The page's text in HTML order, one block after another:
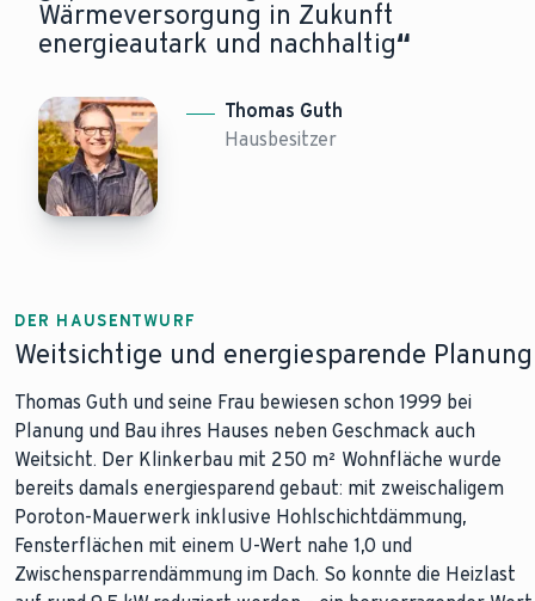
Wärmeversorgung in Zukunft
energieautark und nachhaltig“
Thomas Guth
Hausbesitzer
DER HAUSENTWURF
Weitsichtige und energiesparende Planung
Thomas Guth und seine Frau bewiesen schon 1999 bei
Planung und Bau ihres Hauses neben Geschmack auch
Weitsicht. Der Klinkerbau mit 250 m² Wohnfläche wurde
bereits damals energiesparend gebaut: mit zweischaligem
Poroton-Mauerwerk inklusive Hohlschichtdämmung,
Fensterflächen mit einem U-Wert nahe 1,0 und
Zwischensparrendämmung im Dach. So konnte die Heizlast